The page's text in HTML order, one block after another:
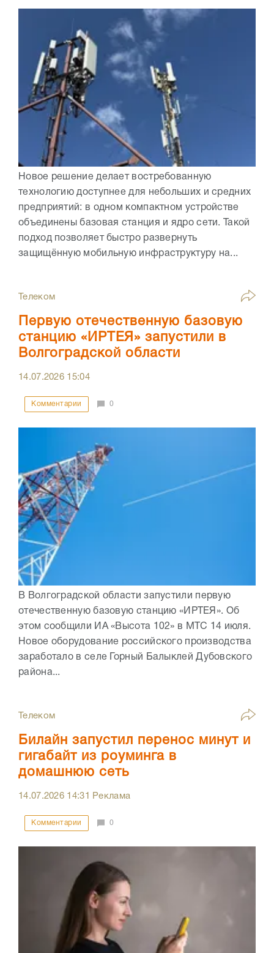
Новое решение делает востребованную
технологию доступнее для небольших и средних
предприятий: в одном компактном устройстве
объединены базовая станция и ядро сети. Такой
подход позволяет быстро развернуть
защищённую мобильную инфраструктуру на...
Телеком
Первую отечественную базовую
станцию «ИРТЕЯ» запустили в
Волгоградской области
14.07.2026 15:04
Комментарии 0
В Волгоградской области запустили первую
отечественную базовую станцию «ИРТЕЯ». Об
этом сообщили ИА «Высота 102» в МТС 14 июля.
Новое оборудование российского производства
заработало в селе Горный Балыклей Дубовского
района...
Телеком
Билайн запустил перенос минут и
гигабайт из роуминга в
домашнюю сеть
14.07.2026 14:31 Реклама
Комментарии 0